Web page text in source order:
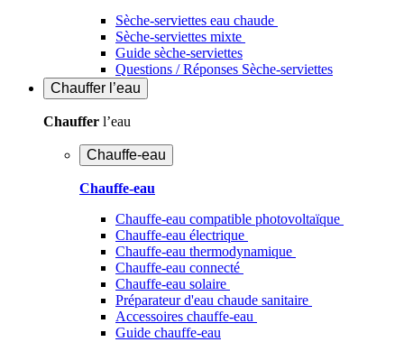
Sèche-serviettes eau chaude
Sèche-serviettes mixte
Guide sèche-serviettes
Questions / Réponses Sèche-serviettes
Chauffer l’eau
Chauffer l’eau
Chauffe-eau
Chauffe-eau
Chauffe-eau compatible photovoltaïque
Chauffe-eau électrique
Chauffe-eau thermodynamique
Chauffe-eau connecté
Chauffe-eau solaire
Préparateur d'eau chaude sanitaire
Accessoires chauffe-eau
Guide chauffe-eau